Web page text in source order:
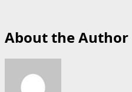
About the Author